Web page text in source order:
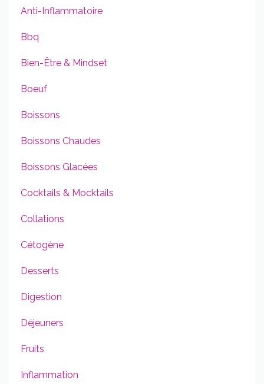
Anti-Inflammatoire
Bbq
Bien-Être & Mindset
Boeuf
Boissons
Boissons Chaudes
Boissons Glacées
Cocktails & Mocktails
Collations
Cétogène
Desserts
Digestion
Déjeuners
Fruits
Inflammation